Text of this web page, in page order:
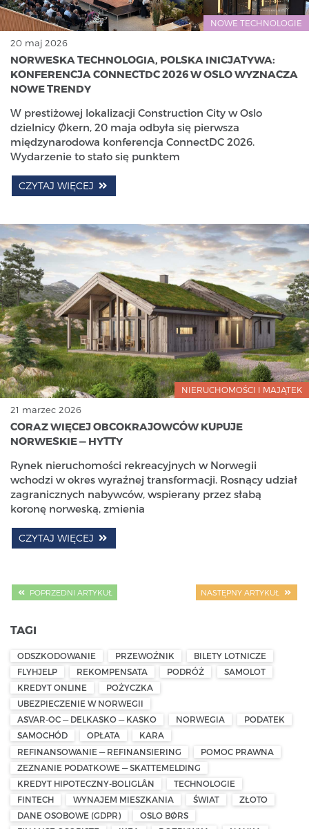
NOWE TECHNOLOGIE
20 maj 2026
NORWESKA TECHNOLOGIA, POLSKA INICJATYWA:
KONFERENCJA CONNECTDC 2026 W OSLO WYZNACZA
NOWE TRENDY
W prestiżowej lokalizacji Construction City w Oslo
dzielnicy Økern, 20 maja odbyła się pierwsza
międzynarodowa konferencja ConnectDC 2026.
Wydarzenie to stało się punktem
CZYTAJ WIĘCEJ
NIERUCHOMOŚCI I MAJĄTEK
21 marzec 2026
CORAZ WIĘCEJ OBCOKRAJOWCÓW KUPUJE
NORWESKIE — HYTTY
Rynek nieruchomości rekreacyjnych w Norwegii
wchodzi w okres wyraźnej transformacji. Rosnący udział
zagranicznych nabywców, wspierany przez słabą
koronę norweską, zmienia
CZYTAJ WIĘCEJ
POPRZEDNI ARTYKUŁ NASTĘPNY ARTYKUŁ
TAGI
ODSZKODOWANIE PRZEWOŹNIK
BILETY LOTNICZE
FLYHJELP
REKOMPENSATA PODRÓŻ
SAMOLOT
KREDYT ONLINE
POŻYCZKA
UBEZPIECZENIE W NORWEGII
ASVAR-OC — DELKASKO — KASKO
NORWEGIA
PODATEK
SAMOCHÓD
OPŁATA
KARA
REFINANSOWANIE — REFINANSIERING
POMOC PRAWNA
ZEZNANIE PODATKOWE — SKATTEMELDING
KREDYT HIPOTECZNY-BOLIGLÅN
TECHNOLOGIE
FINTECH
WYNAJEM MIESZKANIA ŚWIAT
ZŁOTO
DANE OSOBOWE (GDPR)
OSLO BØRS